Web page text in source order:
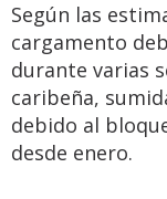
Según las
cargamento
durante varias
caribeña,
debido al
desde enero.